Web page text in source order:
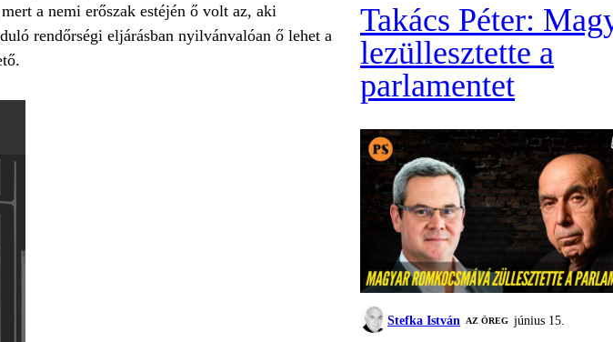
a nemi erőszak estéjén ő volt az, aki
rendőrségi eljárásban nyilvánvalóan ő lehet a
Takács Péter:
lezüllesztette a
parlamentet
Stefka István AZ ÖREG június 15.